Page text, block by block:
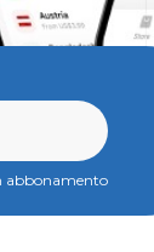
abbonamento